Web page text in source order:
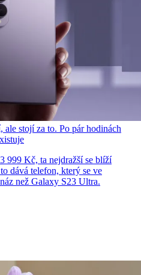
stojí za to. Po pár hodinách
999 Kč, ta nejdražší se blíží
dává telefon, který se ve
než Galaxy S23 Ultra.